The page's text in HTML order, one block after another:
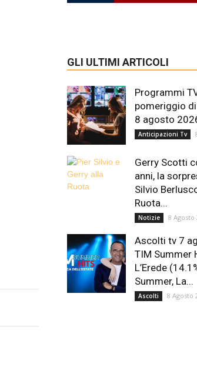
GLI ULTIMI ARTICOLI
Programmi
pomeriggio
8 agosto
Anticipazioni Tv
Gerry Scotti
anni, la
Silvio
Ruota...
Notizie 8 Agosto
Ascolti tv 7
TIM Summer
L’Erede
Summer, La...
Ascolti 8 Agosto